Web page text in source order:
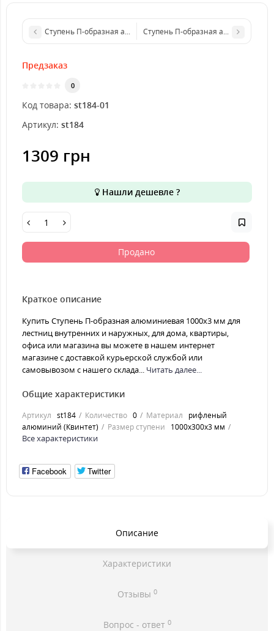
Ступень П-образная алюминиевая 800x4 ммСтупень П-образная алюминиевая
Предзаказ
0
Код товара: st184-01
Артикул: st184
1309 грн
Нашли дешевле ?
Продано
Краткое описание
Купить Ступень П-образная алюминиевая 1000x3 мм для
лестниц внутренних и наружных, для дома, квартиры,
офиса или магазина вы можете в нашем интернет
магазине с доставкой курьерской службой или
самовывозом с нашего склада... Читать далее...
Общие характеристики
Артикул st184 Количество 0 Материал
рифленый
алюминий (Квинтет)
Размер ступени 1000x300x3 мм
Все характеристики
Facebook Twitter
Описание
Характеристики
Отзывы 0
Вопрос - ответ 0